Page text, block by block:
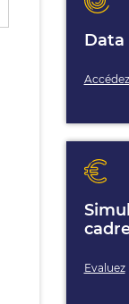
Data
Accédez
Evaluez